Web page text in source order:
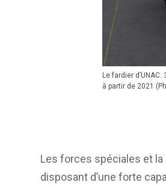
Le fardier
à partir de 2021
Les forces spéciales et
disposant d’une forte